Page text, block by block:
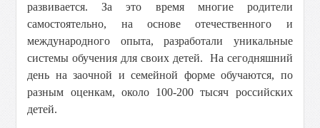
развивается. За это время многие родители
самостоятельно, на основе отечественного и
международного опыта, разработали уникальные
системы обучения для своих детей. На сегодняшний
день на заочной и семейной форме обучаются, по
разным оценкам, около 100-200 тысяч российских
детей.